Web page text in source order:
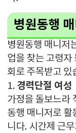
병원동행
병원동행 매니저
업을 찾는 고령자
회로 주목받고 있
1. 경력단절 여성
가정을 돌보느라
동행 매니저로 활
니다. 시간제 근